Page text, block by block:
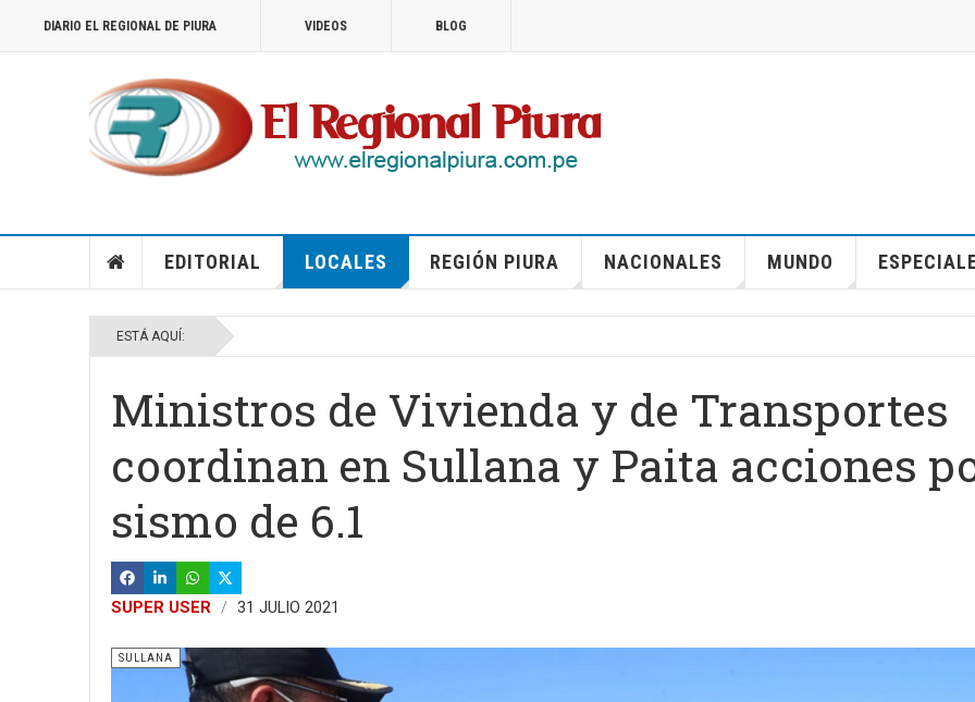
DIARIO EL REGIONAL DE PIURA VIDEOS BLOG
EDITORIAL LOCALES REGIÓN PIURA NACIONALES MUNDO
ESTÁ AQUÍ:
Ministros de Vivienda y de Transportes
coordinan en Sullana y Paita acciones
sismo de 6.1
SUPER USER 31 JULIO 2021
SULLANA